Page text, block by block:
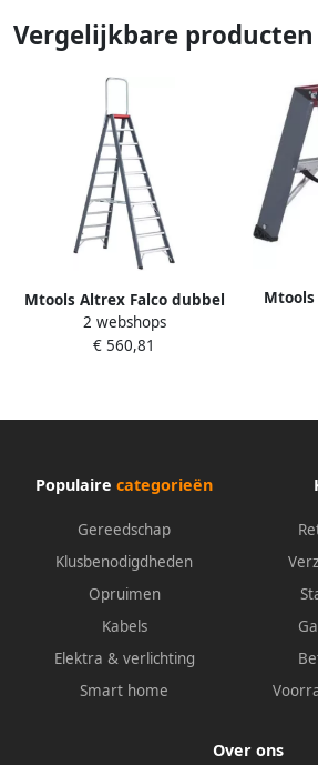
Vergelijkbare producten
Mtools Altrex Falco dubbel
oploopbaar FDO 10 met
beugel |
2 webshops
€ 560,81
Populaire categorieën
Gereedschap
Klusbenodigdheden
Opruimen
Kabels
Elektra & verlichting
Smart home
Over ons